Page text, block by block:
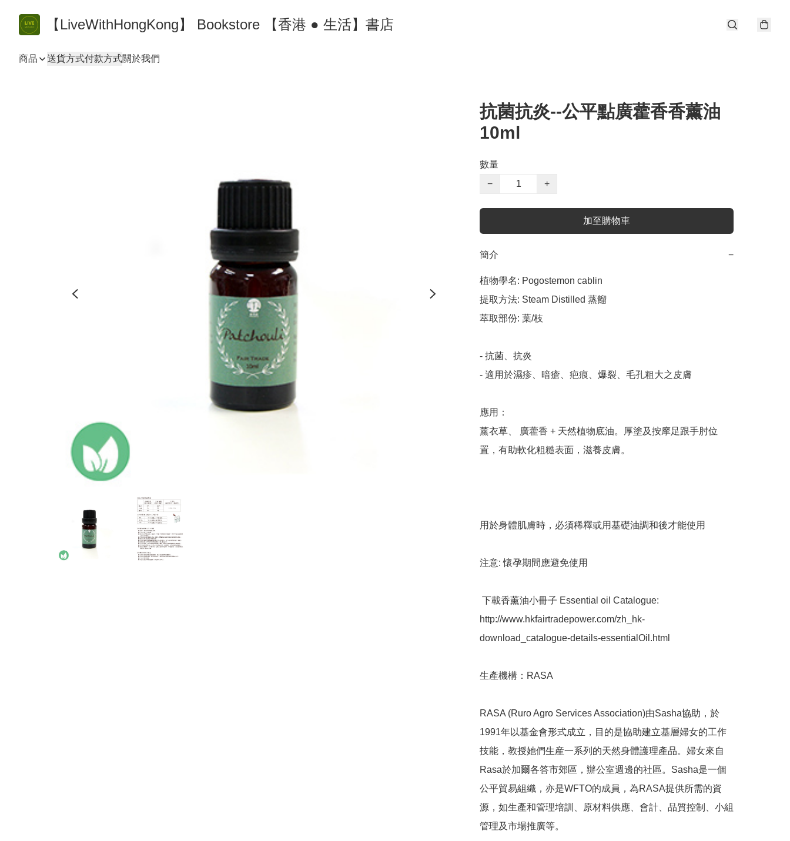
【LiveWithHongKong】 Bookstore 【香港 ● 生活】書店
商品 送貨方式付款方式關於我們
抗菌抗炎--公平點廣藿香香薰油
10ml
數量
−
+
加至購物車
簡介 −
植物學名: Pogostemon cablin
提取方法: Steam Distilled 蒸餾
萃取部份: 葉/枝
- 抗菌、抗炎
- 適用於濕疹、暗瘡、疤痕、爆裂、毛孔粗大之皮膚
應用：
薰衣草、 廣藿香 + 天然植物底油。厚塗及按摩足跟手肘位
置，有助軟化粗糙表面，滋養皮膚。
用於身體肌膚時，必須稀釋或用基礎油調和後才能使用
注意: 懷孕期間應避免使用
http://www.hkfairtradepower.com/zh_hk-
download_catalogue-details-essentialOil.html
生產機構：RASA
RASA (Ruro Agro Services Association)由Sasha協助，於
1991年以基金會形式成立，目的是協助建立基層婦女的工作
技能，教授她們生産一系列的天然身體護理產品。婦女來自
Rasa於加爾各答市郊區，辦公室週邊的社區。Sasha是一個
公平貿易組織，亦是WFTO的成員，為RASA提供所需的資
源，如生產和管理培訓、原材料供應、會計、品質控制、小組
管理及市場推廣等。